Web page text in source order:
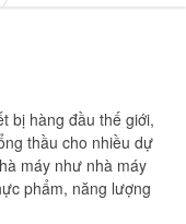
bị hàng đầu thế giới,
thầu cho nhiều dự
máy như nhà máy
phẩm, năng lượng